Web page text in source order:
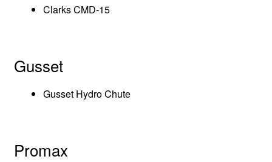
Clarks CMD-15
Gusset
Gusset Hydro Chute
Promax